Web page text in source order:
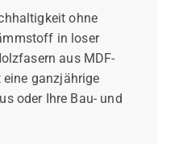
ohne
in loser
aus MDF-
ganzjährige
oder Ihre Bau- und